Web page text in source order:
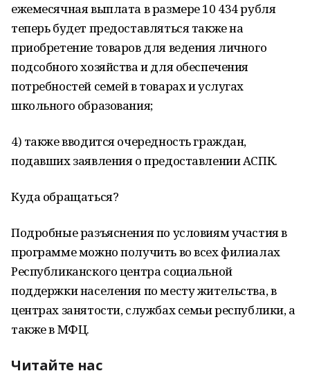
ежемесячная выплата в размере 10 434 рубля
теперь будет предоставляться также на
приобретение товаров для ведения личного
подсобного хозяйства и для обеспечения
потребностей семей в товарах и услугах
школьного образования;
4) также вводится очередность граждан,
подавших заявления о предоставлении АСПК.
Куда обращаться?
Подробные разъяснения по условиям участия в
программе можно получить во всех филиалах
Республиканского центра социальной
поддержки населения по месту жительства, в
центрах занятости, службах семьи республики, а
также в МФЦ.
Читайте нас